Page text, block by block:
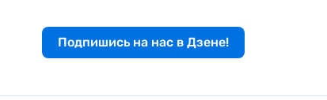
Подпишись на нас в Дзене!